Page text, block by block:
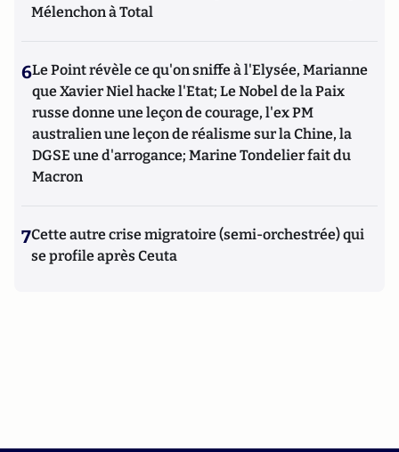
Mélenchon à Total
6Le Point révèle ce qu'on sniffe à l'Elysée, Marianne
que Xavier Niel hacke l'Etat; Le Nobel de la Paix
russe donne une leçon de courage, l'ex PM
australien une leçon de réalisme sur la Chine, la
DGSE une d'arrogance; Marine Tondelier fait du
Macron
7Cette autre crise migratoire (semi-orchestrée) qui
se profile après Ceuta